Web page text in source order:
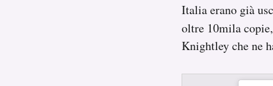
Italia erano già
oltre 10mila
Knightley che ne